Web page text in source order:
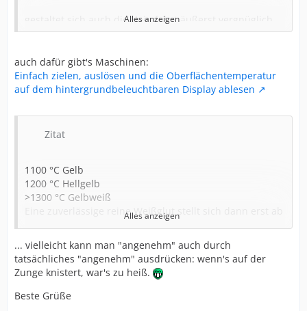
gestaltet sich auch die Heimfahrt äußerst vergnüglich,
denn dann kann man wunderbar vom Job abschalten,
rauche ich heute Abend ?
Die Handrückentestmethode zwecks
zuverlässig.
Pfeifenkopfs (außen natürlich !) zu ermitteln:
<550°C Nix zu sehen
550 °C Dunkelbraun
630 °C Braunrot
680 °C Dunkelrot
740 °C Dunkelkirschrot
780 °C Kirschrot
810 °C Hellkirschrot
850 °C Hellrot
900 °C Gut Hellrot
1000 °C Hellgelbrot
Alles anzeigen
auch dafür gibt's Maschinen:
Einfach zielen, auslösen und die Oberflächentemperatur
auf dem hintergrundbeleuchtbaren Display ablesen
Zitat
1100 °C Gelb
1200 °C Hellgelb
>1300 °C Gelbweiß
Eine zuverlässige reine Weißglut stellt sich dann erst ab
Aber wie man sieht, bist du schon auf dem richtigen
Weg !
...und dazu erst mal viel Erfolg beim Abarbeiten vom
Alles anzeigen
... vielleicht kann man "angenehm" auch durch
tatsächliches "angenehm" ausdrücken: wenn's auf der
Zunge knistert, war's zu heiß.
Beste Grüße